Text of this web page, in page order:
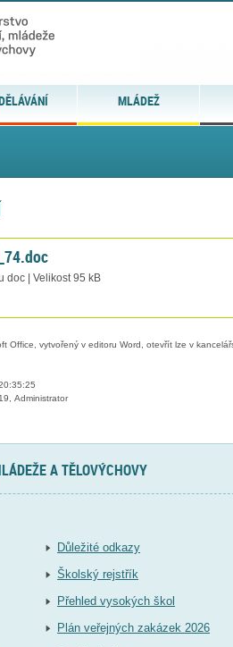
MLÁDEŽ
doc | Velikost 95 kB
Office, vytvořený v editoru Word, otevřít lze v
Administrator
A TĚLOVÝCHOVY
Důležité odkazy
Školský rejstřík
Přehled vysokých škol
Plán veřejných zakázek 2026